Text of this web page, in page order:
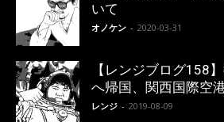
いて
オノケン - 2020-03-31
【レンジブログ158
へ帰国、関西国際空
レンジ - 2019-08-09